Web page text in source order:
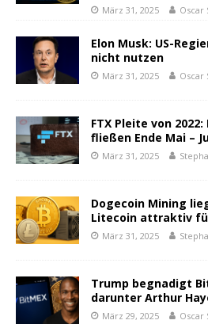
März 31, 2025 Oscar
Elon Musk: US-
nicht nutzen
März 31, 2025 Oscar
FTX Pleite von
fließen Ende Mai –
März 31, 2025
Dogecoin Mining
Litecoin attraktiv
März 31, 2025
Trump begnadigt
darunter Arthur
März 29, 2025 Oscar